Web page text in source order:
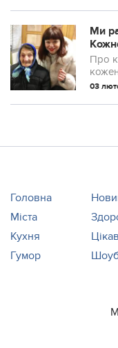
Ми
і
Про
св.
03
Головна
Міста
Кухня
Гумор